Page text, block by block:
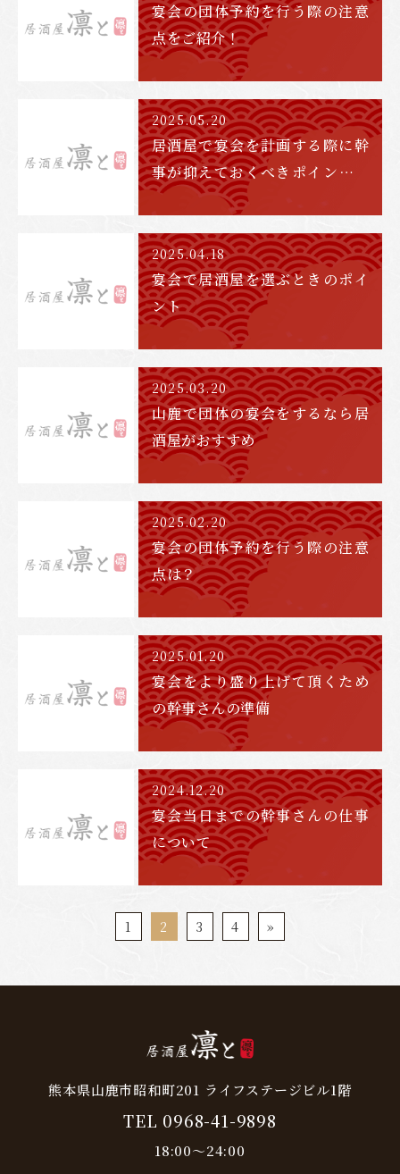
宴会の団体予約を行う際の注意
点をご紹介！
2025.05.20
居酒屋で宴会を計画する際に幹
事が抑えておくべきポイントを
ご紹介！
2025.04.18
宴会で居酒屋を選ぶときのポイ
ント
2025.03.20
山鹿で団体の宴会をするなら居
酒屋がおすすめ
2025.02.20
宴会の団体予約を行う際の注意
点は？
2025.01.20
宴会をより盛り上げて頂くため
の幹事さんの準備
2024.12.20
宴会当日までの幹事さんの仕事
について
1 2 3 4 »
熊本県山鹿市昭和町201 ライフステージビル1階
TEL 0968-41-9898
18:00～24:00